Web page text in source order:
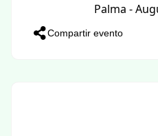
Palma -
Compartir evento